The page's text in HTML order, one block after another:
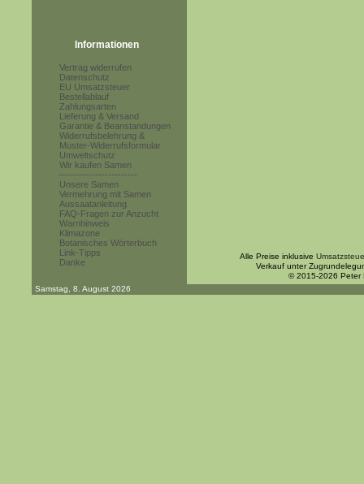
Informationen
Vertrag widerrufen
Datenschutz
EU Umsatzsteuer
Bestellablauf
Zahlungsarten
Lieferung & Versand
Garantie & Beanstandungen
Widerrufsbelehrung &
Muster-Widerrufsformular
Umweltschutz
Wir kaufen Samen
------------------------
Unsere Samen
Vermehrung mit Samen
Aussaatanleitung
FAQ-Fragen zur Anzucht
Warnhinweis
Klimazone
Botanisches Wörterbuch
Link-Tipps
Danke
Alle Preise inklusive
Verkauf unter
© 2015-2026 Peter
Samstag, 8. August 2026